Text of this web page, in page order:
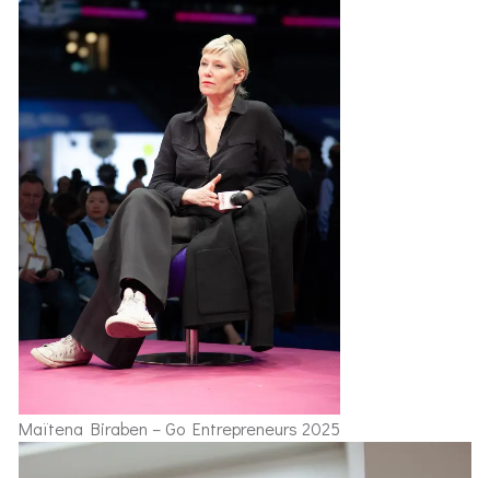
Maïtena Biraben – Go Entrepreneurs 2025